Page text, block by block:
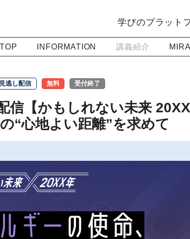
学びのプラット
TOP INFORMATION 講義紹介
逃し配信 無料 受付終了
信【かもしれない未来
“心地よい距離”を求めて